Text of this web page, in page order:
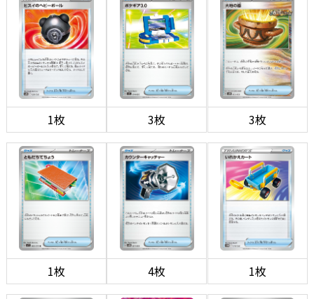
1枚 3枚 3枚
1枚 4枚 1枚